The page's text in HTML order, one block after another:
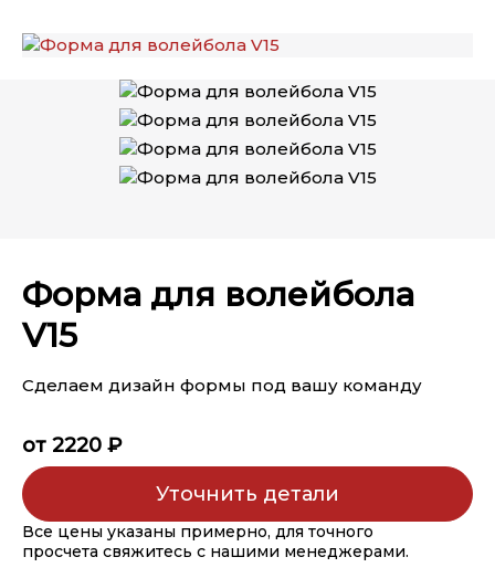
Форма для волейбола
V15
Сделаем дизайн формы под вашу команду
от 2220 ₽
Уточнить детали
Все цены указаны примерно, для точного
просчета свяжитесь с нашими менеджерами.